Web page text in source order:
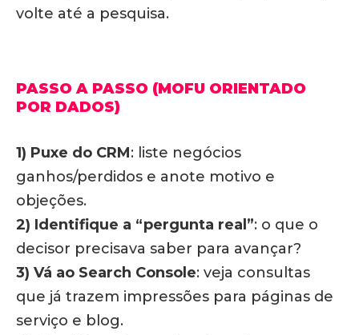
volte até a pesquisa.
PASSO A PASSO (MOFU ORIENTADO
POR DADOS)
1) Puxe do CRM: liste negócios
ganhos/perdidos e anote motivo e
objeções.
2) Identifique a “pergunta real”: o que o
decisor precisava saber para avançar?
3) Vá ao Search Console: veja consultas
que já trazem impressões para páginas de
serviço e blog.